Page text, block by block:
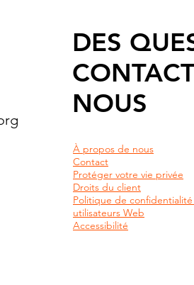
DES
NOUS
À propos de nous
Contact
Protéger votre vie privée
Droits du client
Politique de
utilisateurs Web
Accessibilité